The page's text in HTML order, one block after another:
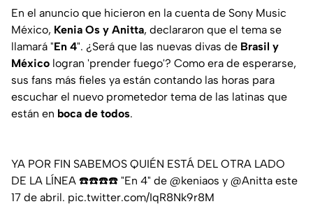
En el anuncio que hicieron en la cuenta de Sony Music
México, Kenia Os y Anitta, declararon que el tema se
llamará "En 4". ¿Será que las nuevas divas de Brasil y
México logran 'prender fuego'? Como era de esperarse,
sus fans más fieles ya están contando las horas para
escuchar el nuevo prometedor tema de las latinas que
están en boca de todos.
YA POR FIN SABEMOS QUIÉN ESTÁ DEL OTRA LADO
DE LA LÍNEA ☎️☎️☎️☎️ "En 4" de @keniaos y @Anitta este
17 de abril. pic.twitter.com/IqR8Nk9r8M